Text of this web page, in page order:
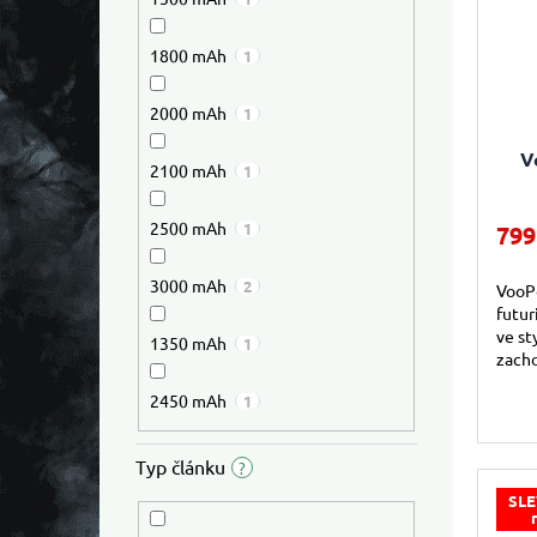
1800 mAh 1
2000 mAh 1
2100 mAh 1
2500 mAh 1
3000 mAh 2
1350 mAh 1
2450 mAh 1
Typ článku ?
ve